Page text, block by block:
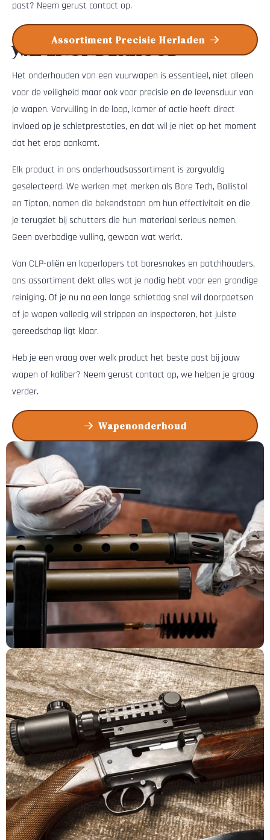
past? Neem gerust contact op.
Assortiment Precisie Herladen
Wapenonderhoud
Het onderhouden van een vuurwapen is essentieel, niet alleen
voor de veiligheid maar ook voor precisie en de levensduur van
je wapen. Vervuiling in de loop, kamer of actie heeft direct
invloed op je schietprestaties, en dat wil je niet op het moment
dat het erop aankomt.
Elk product in ons onderhoudsassortiment is zorgvuldig
geselecteerd. We werken met merken als Bore Tech, Ballistol
en Tipton, namen die bekendstaan om hun effectiviteit en die
je terugziet bij schutters die hun materiaal serieus nemen.
Geen overbodige vulling, gewoon wat werkt.
Van CLP-oliën en koperlopers tot boresnakes en patchhouders,
ons assortiment dekt alles wat je nodig hebt voor een grondige
reiniging. Of je nu na een lange schietdag snel wil doorpoetsen
of je wapen volledig wil strippen en inspecteren, het juiste
gereedschap ligt klaar.
Heb je een vraag over welk product het beste past bij jouw
wapen of kaliber? Neem gerust contact op, we helpen je graag
verder.
Wapenonderhoud